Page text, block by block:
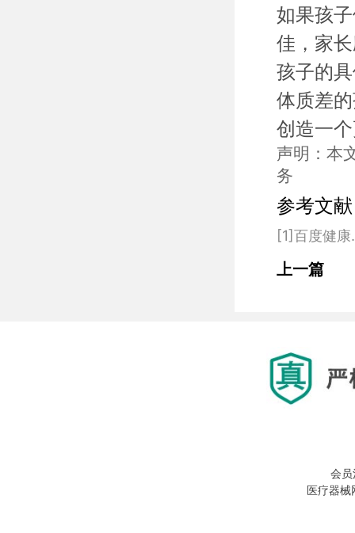
如果孩
佳，家
孩子的
体质差
创造一
声明：本
务
参考文
上一篇
会
医疗器